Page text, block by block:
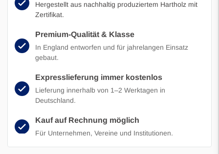
Hergestellt aus nachhaltig produziertem Hartholz mit
Zertifikat.
Premium-Qualität & Klasse
In England entworfen und für jahrelangen Einsatz
gebaut.
Expresslieferung immer kostenlos
Lieferung innerhalb von 1–2 Werktagen in
Deutschland.
Kauf auf Rechnung möglich
Für Unternehmen, Vereine und Institutionen.